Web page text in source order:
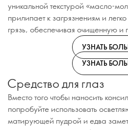
уникальной текстурой «масло-
прилипает к загрязнениям и
грязь, обеспечивая очищенную и
УЗНАТЬ
УЗНАТЬ
Средство для глаз
Вместо того чтобы наносить
попробуйте использовать
матирующей пудрой и едва